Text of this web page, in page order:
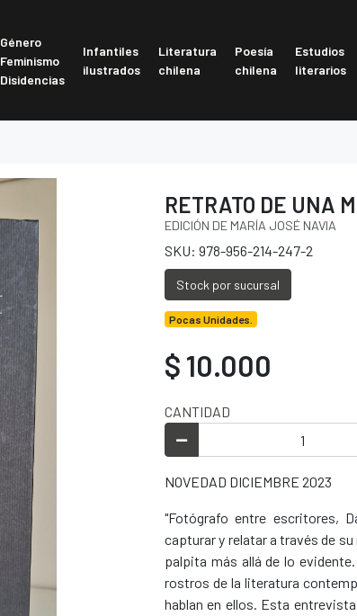
Género
Feminismo
Disidencias
Infantiles
ilustrados
Literatura
chilena
Poesía
chilena
Estudios
literarios
RETRATO DE UNA
EDICIÓN DE MARÍA JOSÉ NAVIA
SKU: 978-956-214-247-2
Stock por sucursal
Pocas Unidades.
$ 10.000
CANTIDAD
NOVEDAD DICIEMBRE 2023
"Fotógrafo entre escritores,
capturar y relatar a través de
palpita más allá de lo
rostros de la literatura
hablan en ellos. Esta